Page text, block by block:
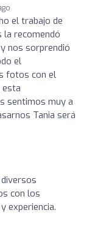
el trabajo de
la recomendó
nos sorprendió
el
fotos con el
esta
sentimos muy a
Tania será
con los
experiencia.